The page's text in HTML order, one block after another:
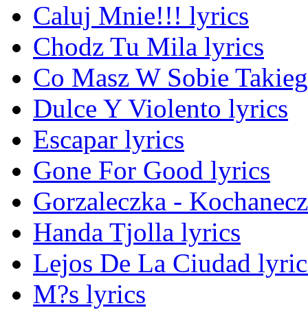
Caluj Mnie!!! lyrics
Chodz Tu Mila lyrics
Co Masz W Sobie
Dulce Y Violento lyrics
Escapar lyrics
Gone For Good lyrics
Gorzaleczka -
Handa Tjolla lyrics
Lejos De La Ciudad
M?s lyrics